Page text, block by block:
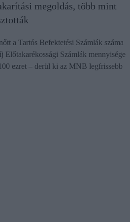
megoldás, több mint
a Tartós Befektetési Számlák száma
Előtakarékossági Számlák mennyisége
ezret – derül ki az MNB legfrissebb